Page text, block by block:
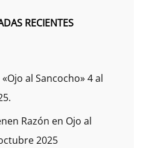
RECIENTES
al Sancocho» 4 al
Razón en Ojo al
2025